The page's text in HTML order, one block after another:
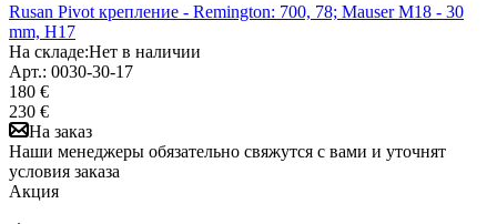
Rusan Pivot крепление - Remington: 700, 78; Mauser M18 - 30
mm, H17
На складе:Нет в наличии
Арт.: 0030-30-17
180 €
230 €
На заказ
Наши менеджеры обязательно свяжутся с вами и уточнят
условия заказа
Акция